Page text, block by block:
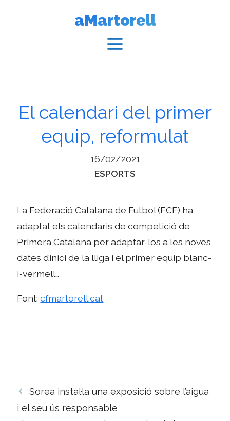
aMartorell
El calendari del primer
equip, reformulat
16/02/2021
Categories
ESPORTS
La Federació Catalana de Futbol (FCF) ha
adaptat els calendaris de competició de
Primera Catalana per adaptar-los a les noves
dates d’inici de la lliga i el primer equip blanc-
i-vermell…
Font:cfmartorell.cat
Navegació
per
les
Sorea instal·la una exposició sobre l’aigua
i el seu ús responsable